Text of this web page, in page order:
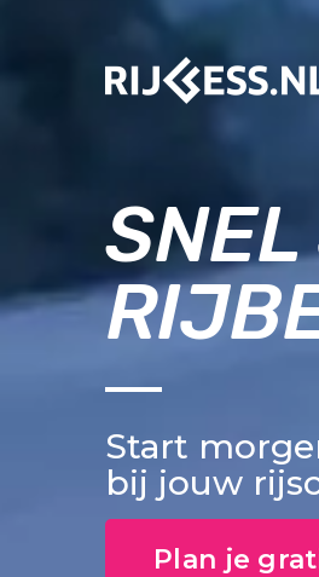
Start
bij jouw
Plan je